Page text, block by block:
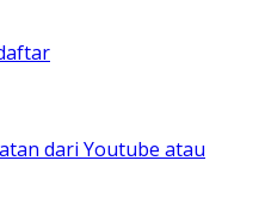
dari Youtube atau